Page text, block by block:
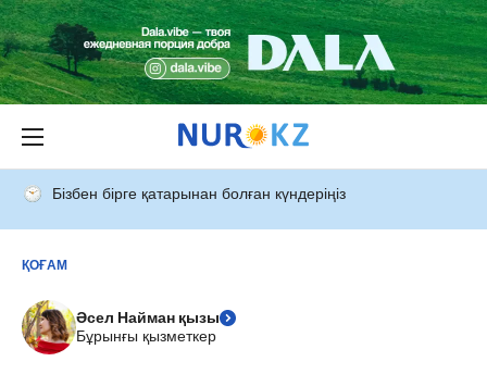
Бізбен бірге қатарынан болған күндеріңіз
ҚОҒАМ
Әсел Найман қызы
Бұрынғы қызметкер